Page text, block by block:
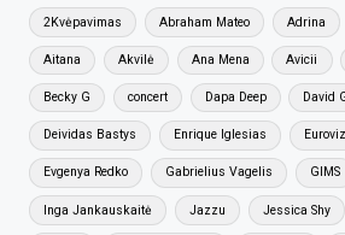
2Kvėpavimas Abraham Mateo Adrina
Aitana Akvilė Ana Mena Avicii
Becky G concert Dapa Deep David
Deividas Bastys Enrique Iglesias
Evgenya Redko Gabrielius Vagelis GIMS
Inga Jankauskaitė Jazzu Jessica Shy